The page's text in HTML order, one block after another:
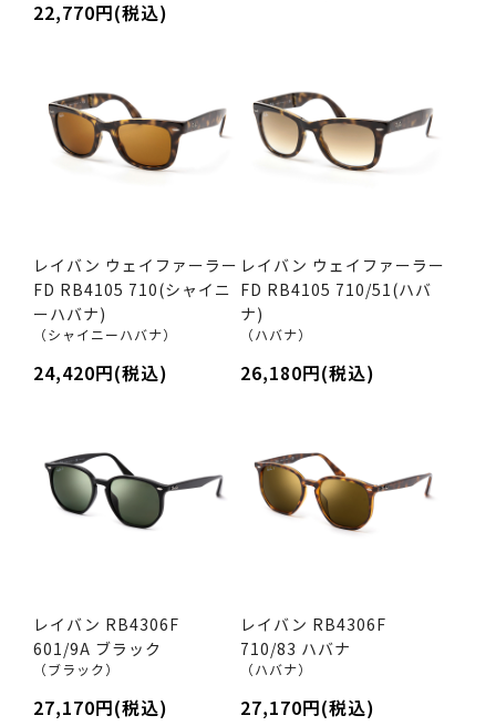
22,770円(税込)
レイバン ウェイファーラー
FD RB4105 710(シャイニ
ーハバナ)
（シャイニーハバナ）
24,420円(税込)
レイバン ウェイファーラー
FD RB4105 710/51(ハバ
ナ)
（ハバナ）
26,180円(税込)
レイバン RB4306F
601/9A ブラック
（ブラック）
27,170円(税込)
レイバン RB4306F
710/83 ハバナ
（ハバナ）
27,170円(税込)